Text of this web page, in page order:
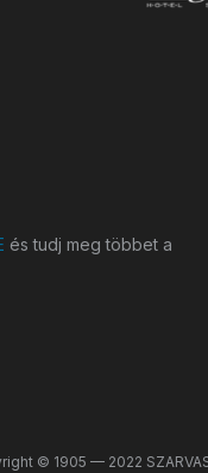
és tudj meg többet a
© 1905 — 2022